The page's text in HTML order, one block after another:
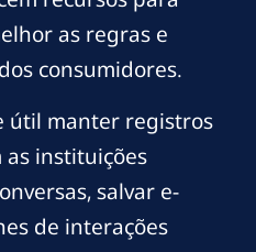
as regras e
consumidores.
útil manter registros
as instituições
salvar e-
de interações